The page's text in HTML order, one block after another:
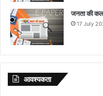
जनता की
17 July
आवश्‍यकता